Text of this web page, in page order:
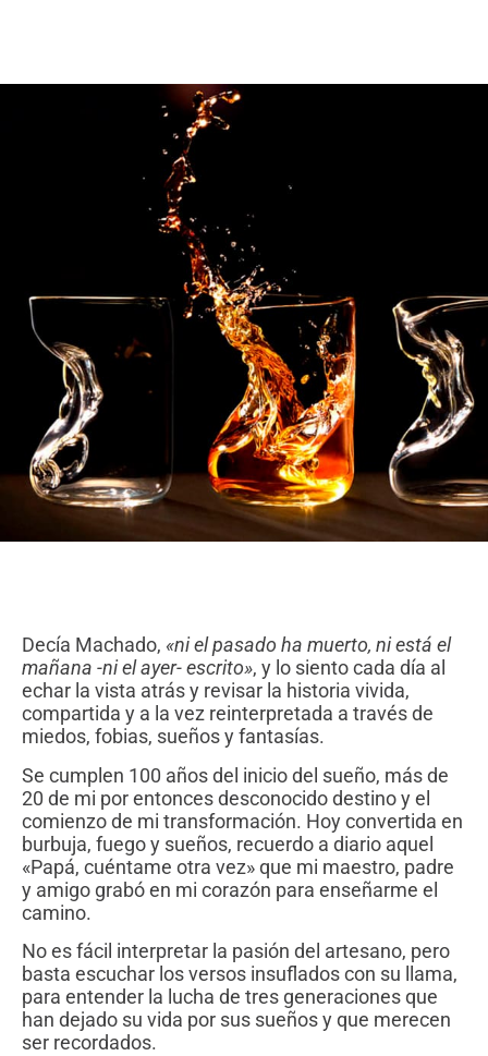
Decía Machado, «ni el pasado ha muerto, ni está el
mañana -ni el ayer- escrito», y lo siento cada día al
echar la vista atrás y revisar la historia vivida,
compartida y a la vez reinterpretada a través de
miedos, fobias, sueños y fantasías.
Se cumplen 100 años del inicio del sueño, más de
20 de mi por entonces desconocido destino y el
comienzo de mi transformación. Hoy convertida en
burbuja, fuego y sueños, recuerdo a diario aquel
«Papá, cuéntame otra vez» que mi maestro, padre
y amigo grabó en mi corazón para enseñarme el
camino.
No es fácil interpretar la pasión del artesano, pero
basta escuchar los versos insuflados con su llama,
para entender la lucha de tres generaciones que
han dejado su vida por sus sueños y que merecen
ser recordados.